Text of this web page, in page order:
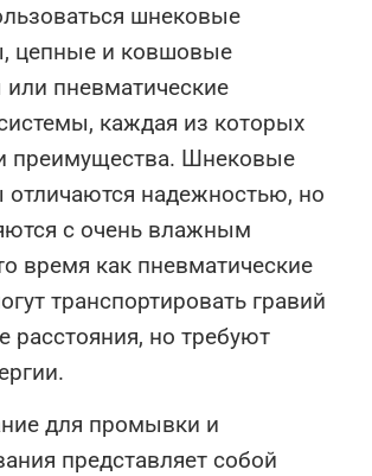
шнековые
цепные и ковшовые
или пневматические
каждая из которых
преимущества. Шнековые
отличаются надежностью, но
с очень влажным
время как пневматические
транспортировать гравий
расстояния, но требуют
для промывки и
представляет собой